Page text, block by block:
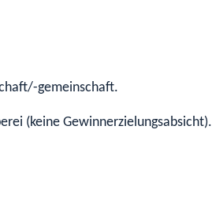
gemeinschaft.
(keine Gewinnerzielungsabsicht).